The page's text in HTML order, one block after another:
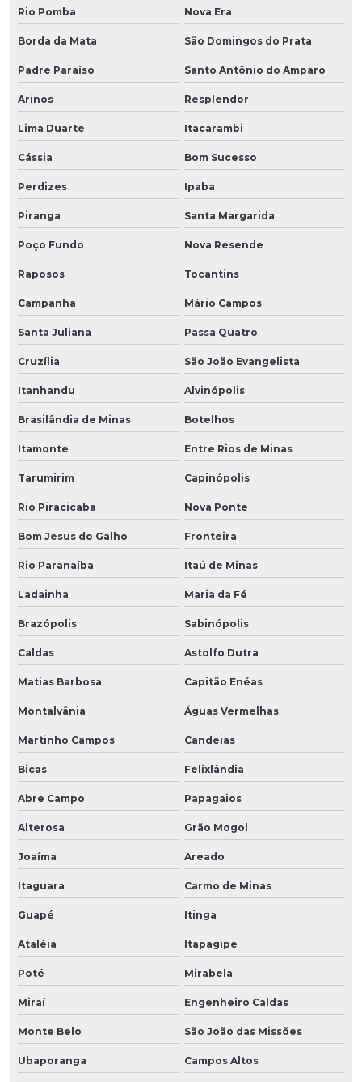
Rio Pomba Nova Era
Borda da Mata São Domingos do Prata
Padre Paraíso Santo Antônio do Amparo
Arinos Resplendor
Lima Duarte Itacarambi
Cássia Bom Sucesso
Perdizes Ipaba
Piranga Santa Margarida
Poço Fundo Nova Resende
Raposos Tocantins
Campanha Mário Campos
Santa Juliana Passa Quatro
Cruzília São João Evangelista
Itanhandu Alvinópolis
Brasilândia de Minas Botelhos
Itamonte Entre Rios de Minas
Tarumirim Capinópolis
Rio Piracicaba Nova Ponte
Bom Jesus do Galho Fronteira
Rio Paranaíba Itaú de Minas
Ladainha Maria da Fé
Brazópolis Sabinópolis
Caldas Astolfo Dutra
Matias Barbosa Capitão Enéas
Montalvânia Águas Vermelhas
Martinho Campos Candeias
Bicas Felixlândia
Abre Campo Papagaios
Alterosa Grão Mogol
Joaíma Areado
Itaguara Carmo de Minas
Guapé Itinga
Ataléia Itapagipe
Poté Mirabela
Miraí Engenheiro Caldas
Monte Belo São João das Missões
Ubaporanga Campos Altos